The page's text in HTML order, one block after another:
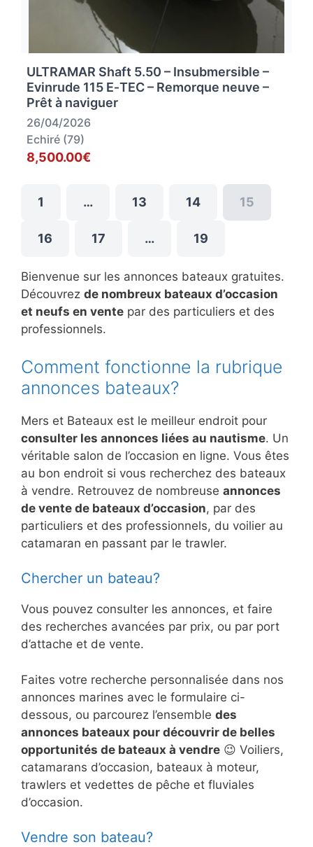
ULTRAMAR Shaft 5.50 – Insubmersible –
Evinrude 115 E‑TEC – Remorque neuve –
Prêt à naviguer
26/04/2026
Echiré (79)
8,500.00€
1 … 13 14 15
16 17 … 19
Bienvenue sur les annonces bateaux gratuites.
Découvrez de nombreux bateaux d’occasion
et neufs en vente par des particuliers et des
professionnels.
Comment fonctionne la rubrique
annonces bateaux?
Mers et Bateaux est le meilleur endroit pour
consulter les annonces liées au nautisme. Un
véritable salon de l’occasion en ligne. Vous êtes
au bon endroit si vous recherchez des bateaux
à vendre. Retrouvez de nombreuse annonces
de vente de bateaux d’occasion, par des
particuliers et des professionnels, du voilier au
catamaran en passant par le trawler.
Chercher un bateau?
Vous pouvez consulter les annonces, et faire
des recherches avancées par prix, ou par port
d’attache et de vente.
Faites votre recherche personnalisée dans nos
annonces marines avec le formulaire ci-
dessous, ou parcourez l’ensemble des
annonces bateaux pour découvrir de belles
opportunités de bateaux à vendre 😉 Voiliers,
catamarans d’occasion, bateaux à moteur,
trawlers et vedettes de pêche et fluviales
d’occasion.
Vendre son bateau?